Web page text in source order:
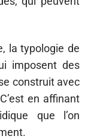
la typologie de
imposent des
construit avec
en affinant
que l’on